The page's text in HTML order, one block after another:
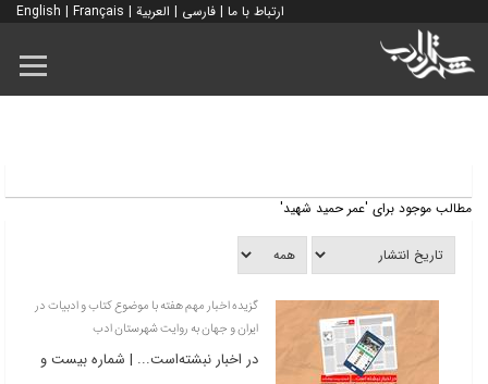
ارتباط با ما | فارسی | العربية |
English | Français
مطالب موجود برای 'عمر حمید شهید'
گزیده اخبار مهم هفته با موضوع کتاب و ادبیات در
ایران و جهان به روایت شهرستان ادب
در اخبار نبشته‌است... | شماره بیست و